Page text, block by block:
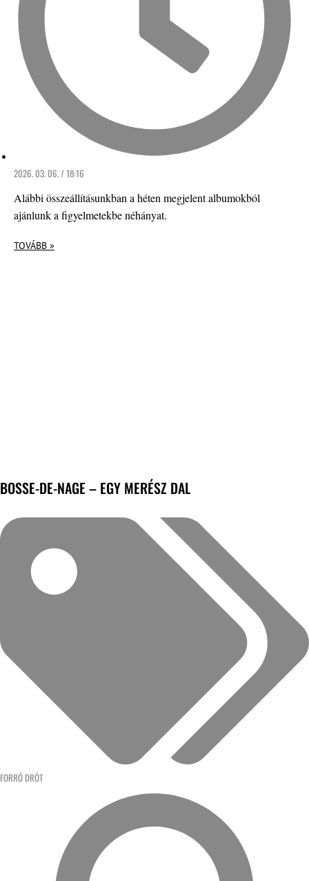
2026. 03. 06. / 18:16
Alábbi összeállításunkban a héten megjelent albumokból
ajánlunk a figyelmetekbe néhányat.
TOVÁBB »
BOSSE-DE-NAGE – EGY MERÉSZ DAL
FORRÓ DRÓT